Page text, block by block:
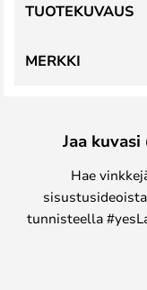
TUOTEKUVAUS
MERKKI
Jaa
Hae
tunnisteella